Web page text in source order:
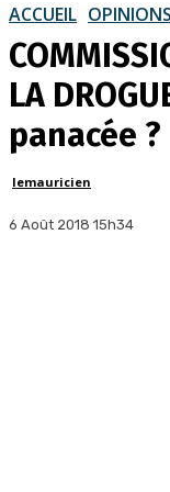
ACCUEIL OPINIONS
LA
panacée ?
lemauricien
6 Août 2018 15h34